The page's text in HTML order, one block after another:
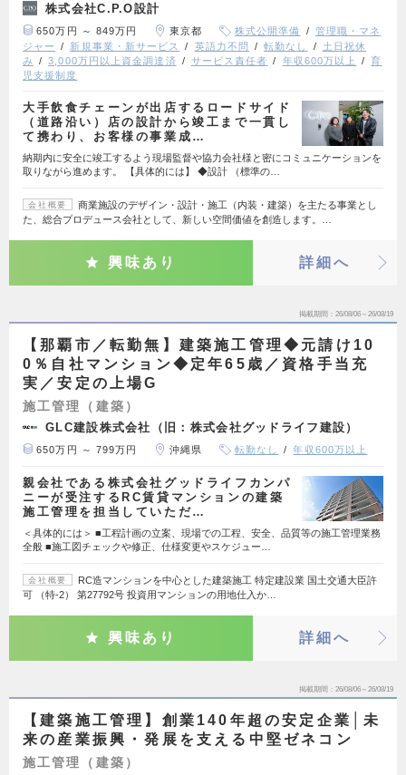
株式会社C.P.O設計
650万円 ～ 849万円 東京都 株式公開準備
管理職・マネ
ジャー
新規事業・新サービス 英語力不問 転勤なし
土日祝休
み
3,000万円以上資金調達済 サービス責任者 年収600万以上
育
児支援制度
大手飲食チェーンが出店するロードサイド
（道路沿い）店の設計から竣工まで一貫し
て携わり、お客様の事業成…
納期内に安全に竣工するよう現場監督や協力会社様と密にコミュニケーションを
取りながら進めます。 【具体的には】 ◆設計 （標準の…
会社概要
商業施設のデザイン・設計・施工（内装・建築）を主たる事業とし
た、総合プロデュース会社として、新しい空間価値を創造します。…
興味あり 詳細へ
掲載期間 26/08/06～26/08/19
【那覇市／転勤無】建築施工管理◆元請け10
0％自社マンション◆定年65歳／資格手当充
実／安定の上場G
施工管理（建築）
GLC建設株式会社（旧：株式会社グッドライフ建設）
650万円 ～ 799万円 沖縄県 転勤なし 年収600万以上
親会社である株式会社グッドライフカンパ
ニーが受注するRC賃貸マンションの建築
施工管理を担当していただ…
＜具体的には＞ ■工程計画の立案、現場での工程、安全、品質等の施工管理業務
全般 ■施工図チェックや修正、仕様変更やスケジュー…
会社概要
RC造マンションを中心とした建築施工 特定建設業 国土交通大臣許
可 （特-2） 第27792号 投資用マンションの用地仕入か…
興味あり 詳細へ
掲載期間 26/08/06～26/08/19
【建築施工管理】創業140年超の安定企業│未
来の産業振興・発展を支える中堅ゼネコン
施工管理（建築）